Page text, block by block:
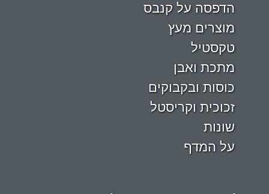
הדפסה על קנבס
מוצרים מעץ
טקסטיל
מתכת ואבן
כוסות ובקבוקים
זכוכית וקריסטל
שונות
על המדף